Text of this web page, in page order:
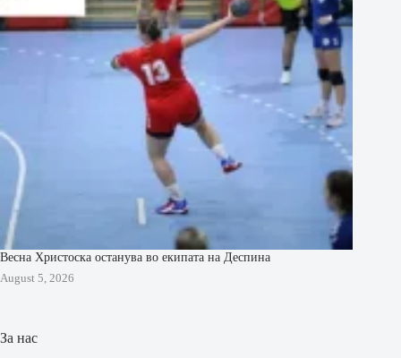
Весна Христоска останува во екипата на Деспина
August 5, 2026
За нас